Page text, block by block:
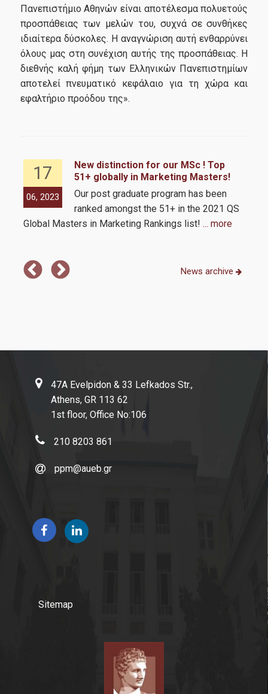
Πανεπιστήμιο Αθηνών είναι αποτέλεσμα πολυετούς
προσπάθειας των μελών του, συχνά σε συνθήκες
ιδιαίτερα δύσκολες. Η αναγνώριση αυτή ενθαρρύνει
όλους μας στη συνέχιση αυτής της προσπάθειας. Η
διεθνής καλή φήμη των Ελληνικών Πανεπιστημίων
αποτελεί πνευματικό κεφάλαιο για τη χώρα και
εφαλτήριο προόδου της».
17
06, 2023
New distinction for our MSc ! Top
51+ globally in Marketing Masters!
Our post graduate program has been
ranked amongst the 51+ in the 2021 QS
Global Masters in Marketing Rankings list! ... more
News archive
47A Evelpidon & 33 Lefkados Str.,
Athens, GR 113 62
1st floor, Office No:106
210 8203 861
ppm@aueb.gr
Sitemap